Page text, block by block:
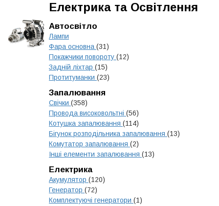
Електрика та Освітлення
Автосвітло
Лампи
Фара основна (31)
Покажчики повороту (12)
Задній ліхтар (15)
Протитуманки (23)
Запалювання
Свічки (358)
Провода високовольтні (56)
Котушка запалювання (114)
Бігунок розподільника запалювання (13)
Комутатор запалювання (2)
Інші елементи запалювання (13)
Електрика
Акумулятор (120)
Генератор (72)
Комплектуючі генератори (1)